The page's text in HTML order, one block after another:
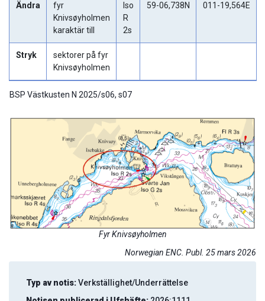
Ändra
fyr
Knivsøyholmen
karaktär till
Iso
R
2s
59-06,738N 011-19,564E
Stryk
sektorer på fyr
Knivsøyholmen
BSP Västkusten N 2025/s06, s07
Fyr Knivsøyholmen
Norwegian ENC. Publ. 25 mars 2026
Typ av notis:Verkställighet/Underrättelse